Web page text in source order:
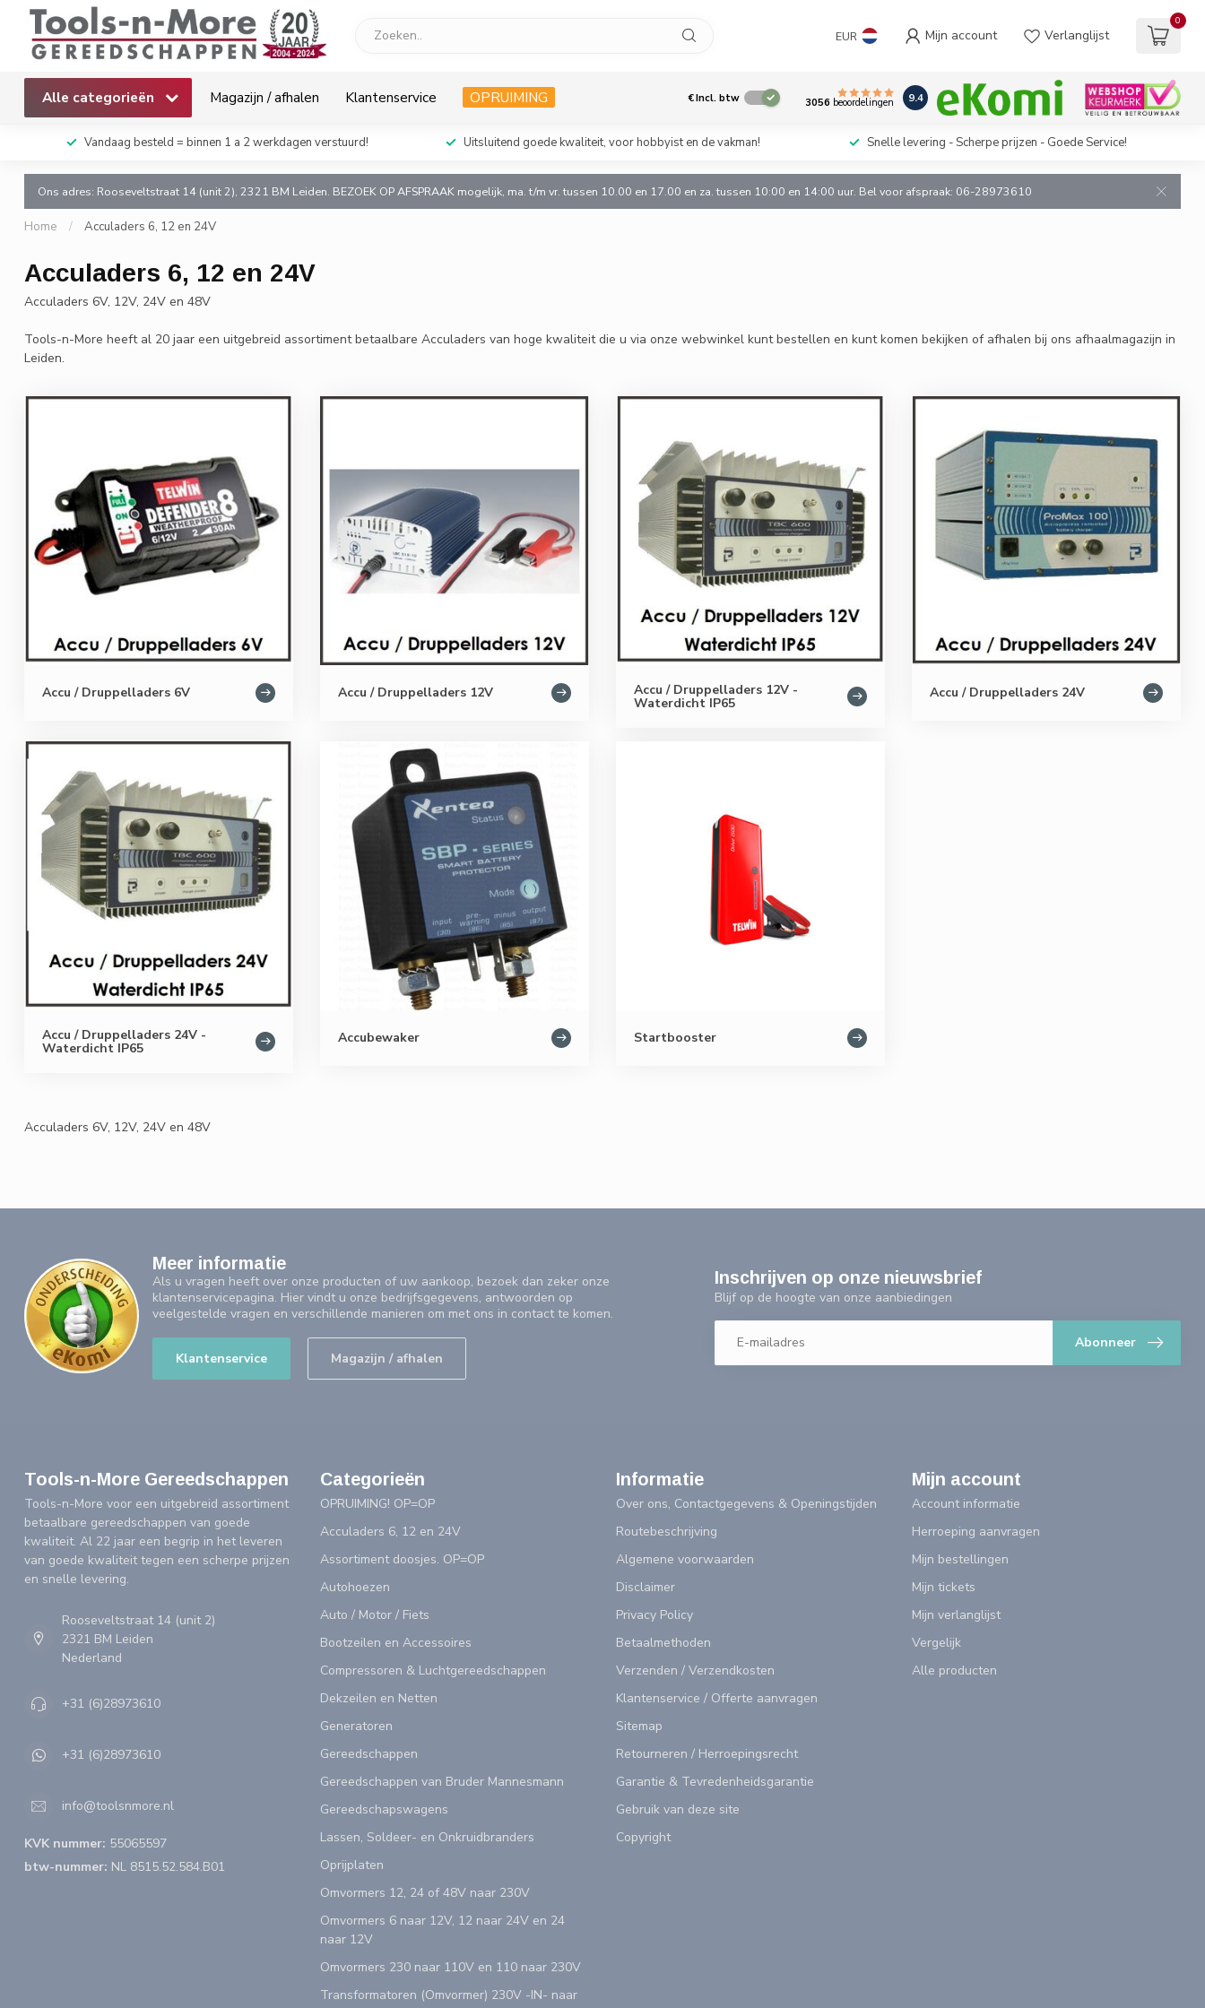
EUR Mijn account Verlanglijst
0
Alle categorieën Magazijn / afhalen Klantenservice OPRUIMING €Incl. btw 3056 beoordelingen 9.4
Vandaag besteld = binnen 1 a 2 werkdagen verstuurd! Uitsluitend goede kwaliteit, voor hobbyist en de vakman! Snelle levering - Scherpe prijzen - Goede Service!
Ons adres: Rooseveltstraat 14 (unit 2), 2321 BM Leiden. BEZOEK OP AFSPRAAK mogelijk, ma. t/m vr. tussen 10.00 en 17.00 en za. tussen 10:00 en 14:00 uur. Bel voor afspraak: 06-28973610
Home / Acculaders 6, 12 en 24V
Acculaders 6, 12 en 24V
Acculaders 6V, 12V, 24V en 48V
Tools-n-More heeft al 20 jaar een uitgebreid assortiment betaalbare Acculaders van hoge kwaliteit die u via onze webwinkel kunt bestellen en kunt komen bekijken of afhalen bij ons afhaalmagazijn in
Leiden.
Accu / Druppelladers 6V Accu / Druppelladers 12V Accu / Druppelladers 12V -
Waterdicht IP65
Accu / Druppelladers 24V
Accu / Druppelladers 24V -
Waterdicht IP65
Accubewaker Startbooster
Acculaders 6V, 12V, 24V en 48V
Meer informatie
Als u vragen heeft over onze producten of uw aankoop, bezoek dan zeker onze
klantenservicepagina. Hier vindt u onze bedrijfsgegevens, antwoorden op
veelgestelde vragen en verschillende manieren om met ons in contact te komen.
Klantenservice Magazijn / afhalen
Inschrijven op onze nieuwsbrief
Blijf op de hoogte van onze aanbiedingen
Abonneer
Tools-n-More Gereedschappen
Tools-n-More voor een uitgebreid assortiment
betaalbare gereedschappen van goede
kwaliteit. Al 22 jaar een begrip in het leveren
van goede kwaliteit tegen een scherpe prijzen
en snelle levering.
Rooseveltstraat 14 (unit 2)
2321 BM Leiden
Nederland
+31 (6)28973610
+31 (6)28973610
info@toolsnmore.nl
KVK nummer: 55065597
btw-nummer: NL 8515.52.584.B01
Categorieën
OPRUIMING! OP=OP
Acculaders 6, 12 en 24V
Assortiment doosjes. OP=OP
Autohoezen
Auto / Motor / Fiets
Bootzeilen en Accessoires
Compressoren & Luchtgereedschappen
Dekzeilen en Netten
Generatoren
Gereedschappen
Gereedschappen van Bruder Mannesmann
Gereedschapswagens
Lassen, Soldeer- en Onkruidbranders
Oprijplaten
Omvormers 12, 24 of 48V naar 230V
Omvormers 6 naar 12V, 12 naar 24V en 24
naar 12V
Omvormers 230 naar 110V en 110 naar 230V
Transformatoren (Omvormer) 230V -IN- naar
Informatie
Over ons, Contactgegevens & Openingstijden
Routebeschrijving
Algemene voorwaarden
Disclaimer
Privacy Policy
Betaalmethoden
Verzenden / Verzendkosten
Klantenservice / Offerte aanvragen
Sitemap
Retourneren / Herroepingsrecht
Garantie & Tevredenheidsgarantie
Gebruik van deze site
Copyright
Mijn account
Account informatie
Herroeping aanvragen
Mijn bestellingen
Mijn tickets
Mijn verlanglijst
Vergelijk
Alle producten